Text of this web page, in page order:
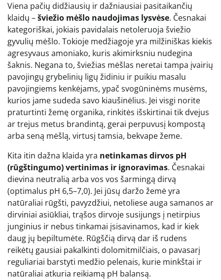
Viena pačių didžiausių ir dažniausiai pasitaikančių
klaidų –šviežio mėšlo naudojimas lysvėse. Česnakai
kategoriškai, jokiais pavidalais netoleruoja šviežio
gyvulių mėšlo. Tokioje medžiagoje yra milžiniškas kiekis
agresyvaus amoniako, kuris akimirksniu nudegina
šaknis. Negana to, šviežias mėšlas neretai tampa įvairių
pavojingų grybelinių ligų židiniu ir puikiu masalu
pavojingiems kenkėjams, ypač svogūninėms musėms,
kurios jame sudeda savo kiaušinėlius. Jei visgi norite
praturtinti žemę organika, rinkitės išskirtinai tik dvejus
ar trejus metus brandintą, gerai perpuvusį kompostą
arba seną mėšlą, virtusį tamsia, bekvape žeme.
Kita itin dažna klaida yra netinkamas dirvos pH
(rūgštingumo) vertinimas ir ignoravimas. Česnakai
dievina neutralią arba vos vos šarmingą dirvą
(optimalus pH 6,5–7,0). Jei jūsų daržo žemė yra
natūraliai rūgšti, pavyzdžiui, netoliese auga samanos ar
dirviniai asiūkliai, trąšos dirvoje susijungs į netirpius
junginius ir nebus tinkamai įsisavinamos, kad ir kiek
daug jų bepiltumėte. Rūgščią dirvą dar iš rudens
reikėtų gausiai pakalkinti dolomitmilčiais, o pavasarį
reguliariai barstyti medžio pelenais, kurie minkštai ir
natūraliai atkuria reikiamą pH balansą.